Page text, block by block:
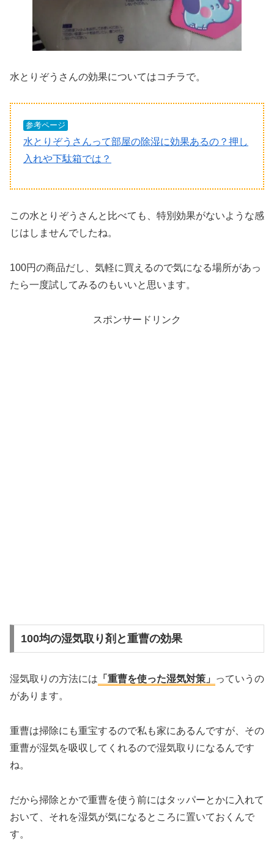
水とりぞうさんの効果についてはコチラで。
参考ページ
水とりぞうさんって部屋の除湿に効果あるの？押し
入れや下駄箱では？
この水とりぞうさんと比べても、特別効果がないような感
じはしませんでしたね。
100円の商品だし、気軽に買えるので気になる場所があっ
たら一度試してみるのもいいと思います。
スポンサードリンク
100均の湿気取り剤と重曹の効果
湿気取りの方法には 「重曹を使った湿気対策」
っていうの
があります。
重曹は掃除にも重宝するので私も家にあるんですが、その
重曹が湿気を吸収してくれるので湿気取りになるんです
ね。
だから掃除とかで重曹を使う前にはタッパーとかに入れて
おいて、それを湿気が気になるところに置いておくんで
す。